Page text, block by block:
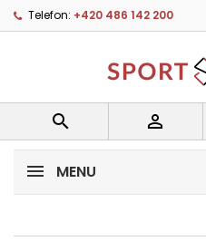
Telefon: +420 486 142 200
 
MENU